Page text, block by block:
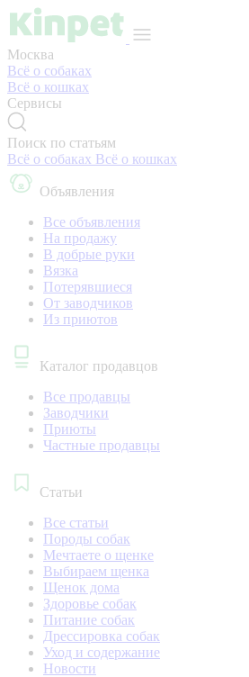
Москва
Всё о собаках
Всё о кошках
Сервисы
Поиск по статьям
Всё о собаках Всё о кошках
Объявления
Все объявления
На продажу
В добрые руки
Вязка
Потерявшиеся
От заводчиков
Из приютов
Каталог продавцов
Все продавцы
Заводчики
Приюты
Частные продавцы
Статьи
Все статьи
Породы собак
Мечтаете о щенке
Выбираем щенка
Щенок дома
Здоровье собак
Питание собак
Дрессировка собак
Уход и содержание
Новости